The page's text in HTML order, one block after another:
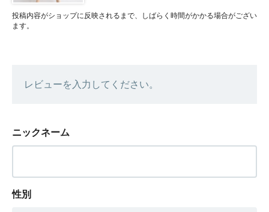
投稿内容がショップに反映されるまで、しばらく時間がかかる場合がござい
ます。
レビューを入力してください。
ニックネーム
性別